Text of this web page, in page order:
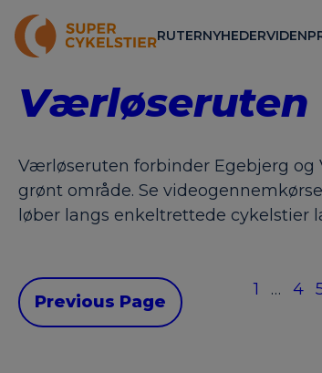
RUTERNYHEDERVIDEN
Værløseruten
Værløseruten forbinder Egebjerg og
grønt område. Se
løber langs enkeltrettede
Previous Page
1 … 4